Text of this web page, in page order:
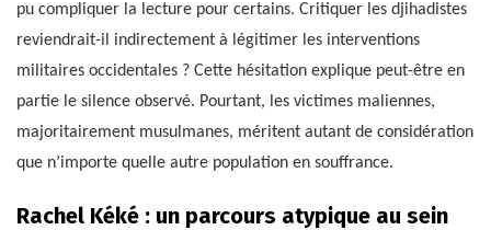
pu compliquer la lecture pour certains. Critiquer les djihadistes
reviendrait-il indirectement à légitimer les interventions
militaires occidentales ? Cette hésitation explique peut-être en
partie le silence observé. Pourtant, les victimes maliennes,
majoritairement musulmanes, méritent autant de considération
que n’importe quelle autre population en souffrance.
Rachel Kéké : un parcours atypique au sein